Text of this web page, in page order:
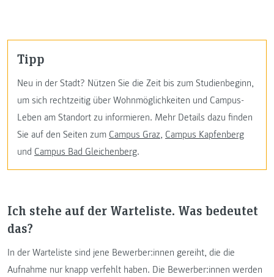
Tipp
Neu in der Stadt? Nützen Sie die Zeit bis zum Studienbeginn,
um sich rechtzeitig über Wohnmöglichkeiten und Campus-
Leben am Standort zu informieren. Mehr Details dazu finden
Sie auf den Seiten zum Campus Graz, Campus Kapfenberg
und Campus Bad Gleichenberg.
Ich stehe auf der Warteliste. Was bedeutet
das?
In der Warteliste sind jene Bewerber:innen gereiht, die die
Aufnahme nur knapp verfehlt haben. Die Bewerber:innen werden